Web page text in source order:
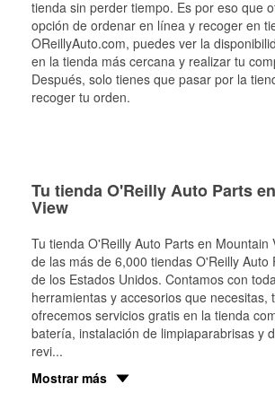
tienda sin perder tiempo. Es por eso que
opción de ordenar en línea y recoger en
OReillyAuto.com, puedes ver la
en la tienda más cercana y realizar tu
Después, solo tienes que pasar por la
recoger tu orden.
Tu tienda O'Reilly Auto Parts
View
Tu tienda O'Reilly Auto Parts en Mountain
de las más de 6,000 tiendas O'Reilly Auto
de los Estados Unidos. Contamos con
herramientas y accesorios que necesitas,
ofrecemos servicios gratis en la tienda
batería, instalación de limpiaparabrisas y
revi...
Mostrar más